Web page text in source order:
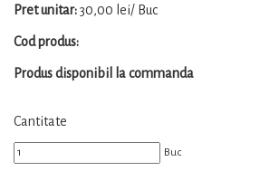
Pret unitar:30,00 lei/ Buc
Cod produs:
Produs disponibil la commanda
Cantitate
Buc